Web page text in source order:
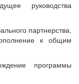
руководства
партнерства,
к общим
программы